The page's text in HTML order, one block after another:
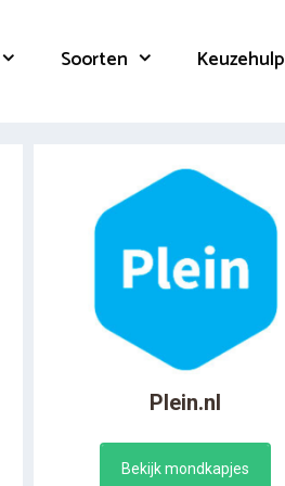
Soorten Keuzehulp
Plein.nl
Bekijk mondkapjes